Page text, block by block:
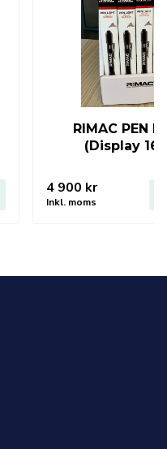
RIMAC PEN
(Display 16
4 900 kr
Inkl. moms